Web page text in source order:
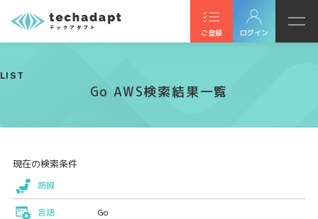
ご登録 ログイン
LIST
Go AWS検索結果一覧
現在の検索条件
路線
言語 Go